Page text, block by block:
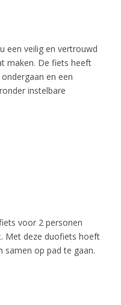
een veilig en vertrouwd
maken. De fiets heeft
en een
instelbare
voor 2 personen
Met deze duofiets hoeft
samen op pad te gaan.